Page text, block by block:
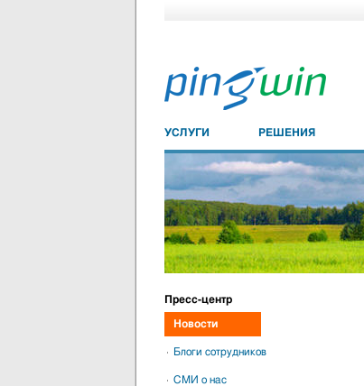
УСЛУГИ РЕШЕНИЯ
Пресс-центр
Новости
Блоги сотрудников
СМИ о нас